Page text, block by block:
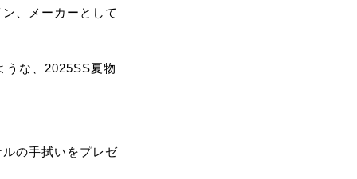
、メーカーとして
うな、2025SS夏物
の手拭いをプレゼ